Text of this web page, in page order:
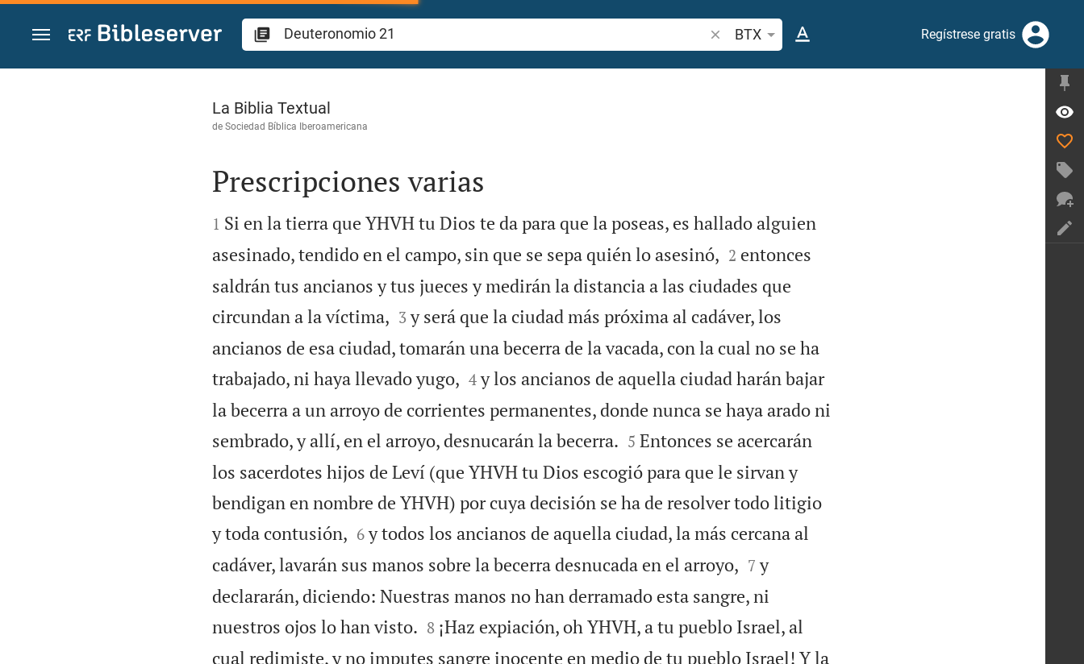
Ir a un contenido
Buscar versículo bíblico o palabra
BTX Regístrese gratis
Deuteronomio 21
La Biblia Textual
de Sociedad Bíblica Iberoamericana

Prescripciones varias

1 Si en la tierra que YHVH tu Dios te da para que la poseas, es hallado alguien
asesinado, tendido en el campo, sin que se sepa quién lo asesinó,
2 entonces
saldrán tus ancianos y tus jueces y medirán la distancia a las ciudades que
circundan a la víctima,
3 y será que la ciudad más próxima al cadáver, los
ancianos de esa ciudad, tomarán una becerra de la vacada, con la cual no se ha
trabajado, ni haya llevado yugo,
4 y los ancianos de aquella ciudad harán bajar
la becerra a un arroyo de corrientes permanentes, donde nunca se haya arado ni
sembrado, y allí, en el arroyo, desnucarán la becerra.
5 Entonces se acercarán
los sacerdotes hijos de Leví (que YHVH tu Dios escogió para que le sirvan y
bendigan en nombre de YHVH) por cuya decisión se ha de resolver todo litigio
y toda contusión,
6 y todos los ancianos de aquella ciudad, la más cercana al
cadáver, lavarán sus manos sobre la becerra desnucada en el arroyo,
7 y
declararán, diciendo: Nuestras manos no han derramado esta sangre, ni
nuestros ojos lo han visto.
8 ¡Haz expiación, oh YHVH, a tu pueblo Israel, al
cual redimiste, y no imputes sangre inocente en medio de tu pueblo Israel! Y la